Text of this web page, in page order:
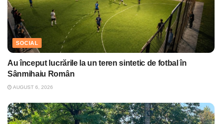
SOCIAL
Au început lucrările la un teren sintetic de fotbal în
Sânmihaiu Român
AUGUST 6, 2026